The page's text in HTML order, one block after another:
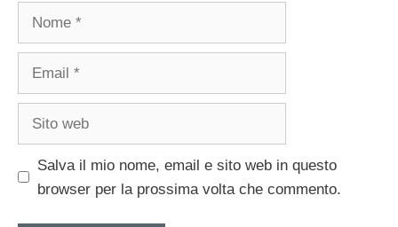
Salva il mio nome, email e sito web in questo
browser per la prossima volta che commento.